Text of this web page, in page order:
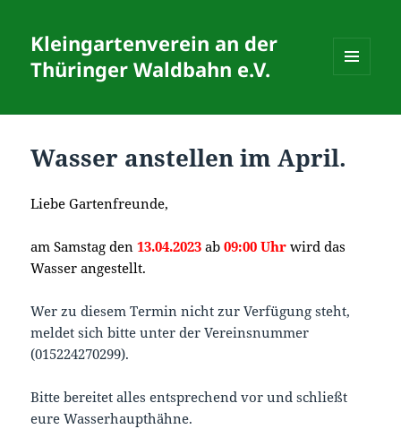
Kleingartenverein an der
Thüringer Waldbahn e.V.
WIDGETS
Wasser anstellen im April.
Liebe Gartenfreunde,
am Samstag den 13.04.2023 ab 09:00 Uhrwird das
Wasser angestellt.
Wer zu diesem Termin nicht zur Verfügung steht,
meldet sich bitte unter der Vereinsnummer
(015224270299).
Bitte bereitet alles entsprechend vor und schließt
eure Wasserhaupthähne.